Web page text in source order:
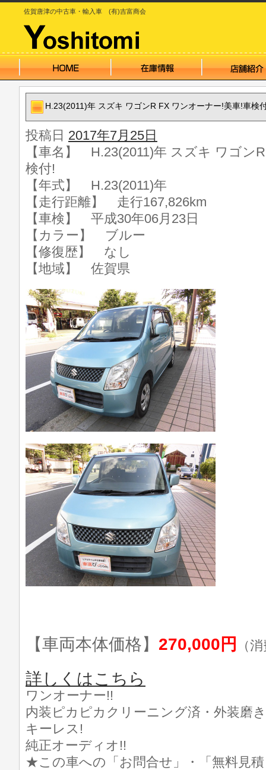
佐賀唐津の中古車・輸入車 (有)吉富商会
H.23(2011)年 スズキ ワゴンR FX ワンオーナー!美車!車検
投稿日 2017年7月25日
【車名】 H.23(2011)年 スズキ ワゴン
検付!
【年式】 H.23(2011)年
【走行距離】 走行167,826km
【車検】 平成30年06月23日
【カラー】 ブルー
【修復歴】 なし
【地域】 佐賀県
【車両本体価格】 270,000円 （
詳しくはこちら
ワンオーナー!!
内装ピカピカクリーニング済・外装磨
キーレス!
純正オーディオ!!
★この車への「お問合せ」・「無料見